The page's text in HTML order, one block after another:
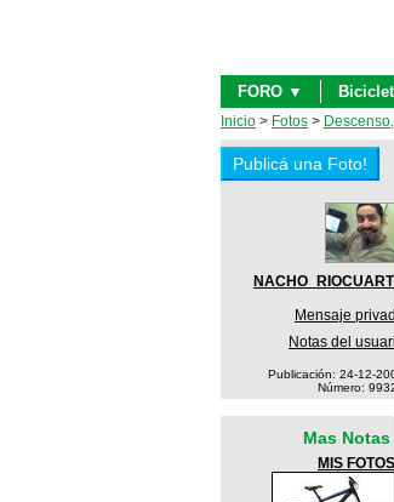
FORO ▼
Inicio > Fotos >
Mensaje
Notas del
Publicación: 24-12-
Número:
Mas Notas
MIS FOTOS